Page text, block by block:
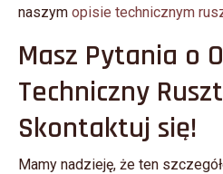
naszym opisie technicznym
Masz Pytania o
Techniczny
Skontaktuj się!
Mamy nadzieję, że ten